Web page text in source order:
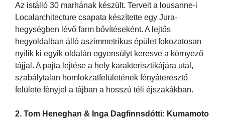
Az istálló 30 marhának készült. Terveit a lousanne-i
Localarchitecture csapata készítette egy Jura-
hegységben lévő farm bővítéseként. A lejtős
hegyoldalban álló aszimmetrikus épület fokozatosan
nyílik ki egyik oldalán egyensúlyt keresve a környező
tájjal. A pajta lejtése a hely karakterisztikájára utal,
szabálytalan homlokzatfelületének fényáteresztő
felülete fényjel a tájban a hosszú téli éjszakákban.
2. Tom Heneghan & Inga Dagfinnsdótti: Kumamoto